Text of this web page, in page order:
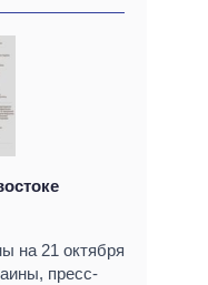
на 21 октября
пресс-